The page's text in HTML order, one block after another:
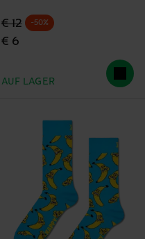
Originalpreis
€ 12
Reduzierter Preis
€ 6
-50%
AUF LAGER